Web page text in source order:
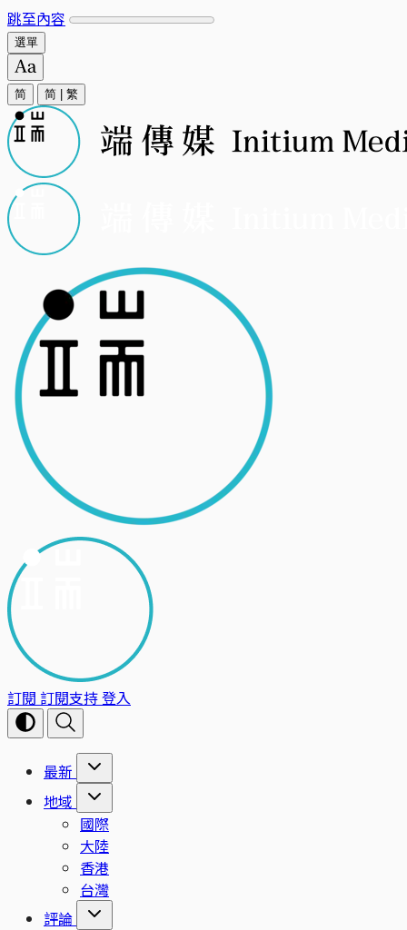
跳至內容
選單
简 简 繁
訂閱 訂閱支持登入
最新
地域
國際
大陸
香港
台灣
評論